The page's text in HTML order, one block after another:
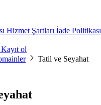
Hizmet Şartları İade Politikası
Kayıt ol
Tatil ve Seyahat